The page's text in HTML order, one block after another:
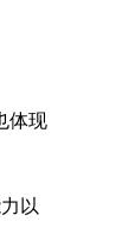
体现
以